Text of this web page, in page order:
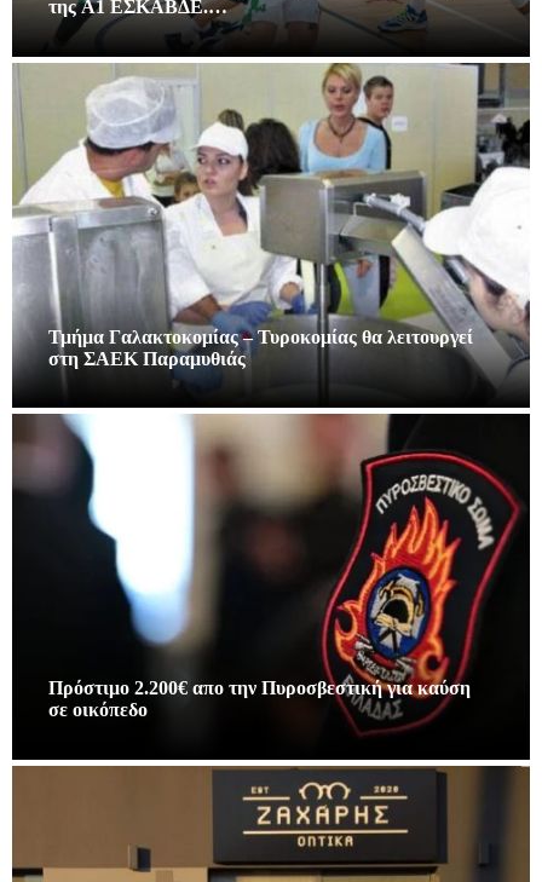
της A1 ΕΣΚΑΒΔΕ.…
Τμήμα Γαλακτοκομίας – Τυροκομίας θα λειτουργεί
στη ΣΑΕΚ Παραμυθιάς
Πρόστιμο 2.200€ απο την Πυροσβεστική για καύση
σε οικόπεδο